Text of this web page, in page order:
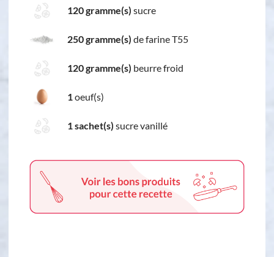
120 gramme(s) sucre
250 gramme(s) de farine T55
120 gramme(s) beurre froid
1oeuf(s)
1 sachet(s) sucre vanillé